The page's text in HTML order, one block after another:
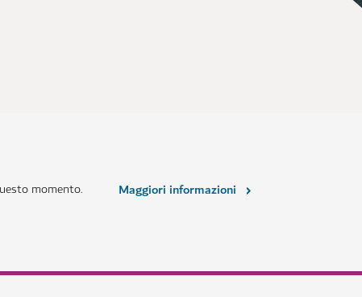
momento.
Maggiori informazioni